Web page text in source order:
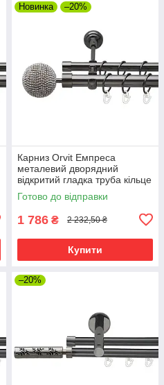
Новинка –20%
Карниз Orvit Емпреса
металевий дворядний
відкритий гладка труба кільце
металеве Онікс 25\19 мм 200
см (00-00012188)
Готово до відправки
1 786 ₴ 2 232,50 ₴
Купити
–20%